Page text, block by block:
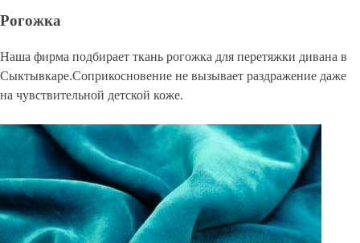
Рогожка
Наша фирма подбирает ткань рогожка для перетяжки дивана в
Сыктывкаре.Соприкосновение не вызывает раздражение даже
на чувствительной детской коже.